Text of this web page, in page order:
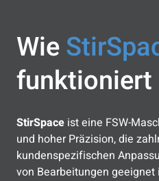
Wie
funktioniert
StirSpace ist eine FSW-
und hoher Präzision, die
kundenspezifischen
von Bearbeitungen geeignet